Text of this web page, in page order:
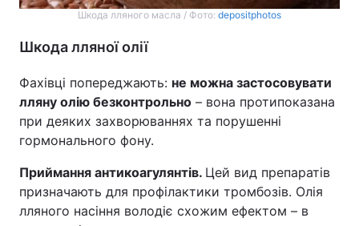
Шкода лляного масла / Фото: depositphotos
Шкода лляної олії
Фахівці попереджають: не можна застосовувати
лляну олію безконтрольно – вона протипоказана
при деяких захворюваннях та порушенні
гормонального фону.
Приймання антикоагулянтів. Цей вид препаратів
призначають для профілактики тромбозів. Олія
лляного насіння володіє схожим ефектом – в